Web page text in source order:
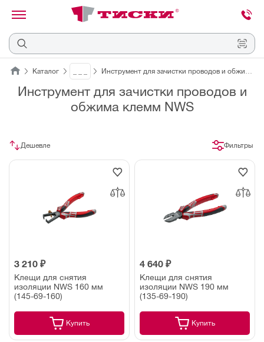
Отмена
или
штрихкод,
расположенный
Каталог Инструмент для зачистки проводов и обжима клемм
Инструмент для зачистки проводов и
обжима клемм NWS
Дешевле Фильтры
3 210 ₽
Клещи для снятия
изоляции NWS 160 мм
(145-69-160)
Купить
4 640 ₽
Клещи для снятия
изоляции NWS 190 мм
(135-69-190)
Купить